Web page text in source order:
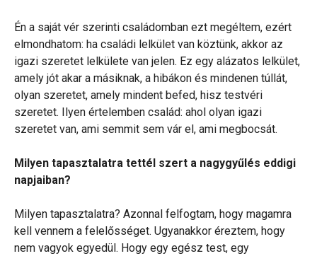
Én a saját vér szerinti családomban ezt megéltem, ezért
elmondhatom: ha családi lelkület van köztünk, akkor az
igazi szeretet lelkülete van jelen. Ez egy alázatos lelkület,
amely jót akar a másiknak, a hibákon és mindenen túllát,
olyan szeretet, amely mindent befed, hisz testvéri
szeretet. Ilyen értelemben család: ahol olyan igazi
szeretet van, ami semmit sem vár el, ami megbocsát.
Milyen tapasztalatra tettél szert a nagygyűlés eddigi
napjaiban?
Milyen tapasztalatra? Azonnal felfogtam, hogy magamra
kell vennem a felelősséget. Ugyanakkor éreztem, hogy
nem vagyok egyedül. Hogy egy egész test, egy